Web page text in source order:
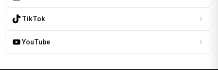
TikTok
YouTube